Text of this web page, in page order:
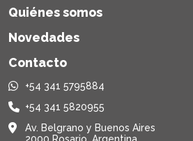
Quiénes somos
Novedades
Contacto
+54 341 5795884
+54 341 5820955
Av. Belgrano y Buenos Aires